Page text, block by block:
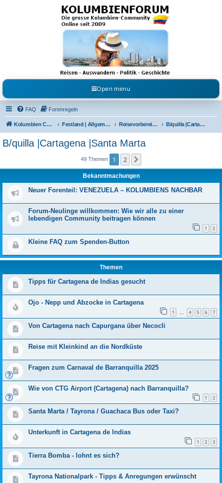
Kolumbienforum - Das
grosse Forum der
Freunde Kolumbiens
Reisen, Auswandern, Kultur, Politik, Geschichte und Visum in Kolumbien und Venezuela.
Austausch, Erfahrungen und Gemeinschaft im Kolumbienforum
Open menu
FAQ Forenregeln
Kolumbien Community Festland | Allgemeine Fragen Reisevorbereitungen & Reiseerfahrungen B/quilla |Cartagena |Santa Marta
B/quilla |Cartagena |Santa Marta
49 Themen 1 2
Bekanntmachungen
Neuer Forenteil: VENEZUELA – KOLUMBIENS NACHBAR
Forum-Neulinge willkommen: Wie wir alle zu einer
lebendigen Community beitragen können
1 2
Kleine FAQ zum Spenden-Button
Themen
Tipps für Cartagena de Indias gesucht
Ojo - Nepp und Abzocke in Cartagena
1 … 4 5 6 7
Von Cartagena nach Capurgana über Necocli
Reise mit Kleinkind an die Nordküste
Fragen zum Carnaval de Barranquilla 2025
Wie von CTG Airport (Cartagena) nach Barranquilla?
1 2
Santa Marta / Tayrona / Guachaca Bus oder Taxi?
Unterkunft in Cartagena de Indias
1 2 3
Tierra Bomba - lohnt es sich?
Tayrona Nationalpark - Tipps & Anregungen erwünscht